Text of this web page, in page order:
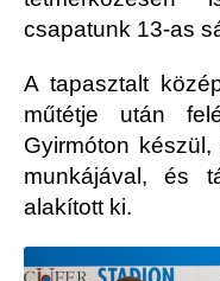
csapatunk 13-as
A tapasztalt
műtétje után
Gyirmóton
munkájával, és
alakított ki.